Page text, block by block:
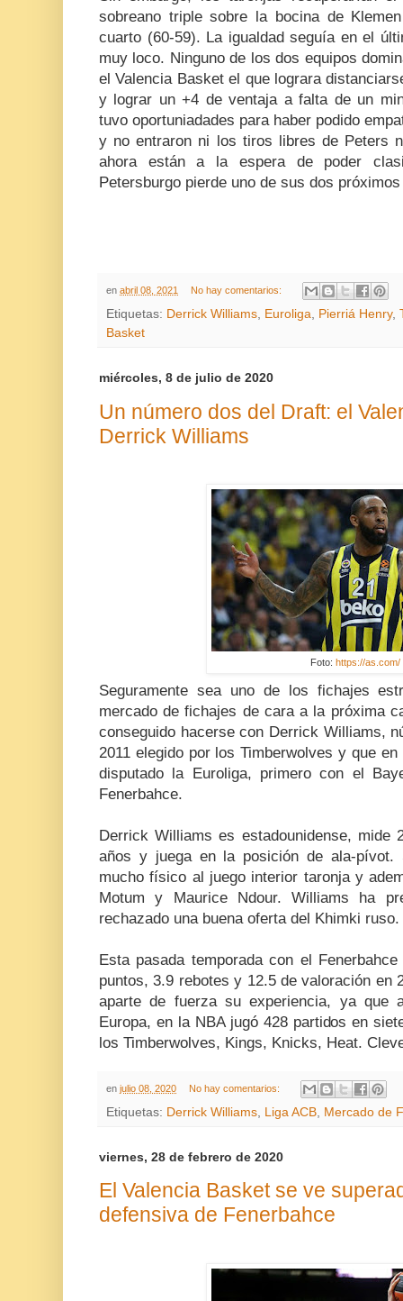
sobreano triple sobre la bocina de
cuarto (60-59). La igualdad seguía en el
muy loco. Ninguno de los dos equipos
el Valencia Basket el que lograra
y lograr un +4 de ventaja a falta de un
tuvo oportuniadades para haber podido
y no entraron ni los tiros libres de Peters
ahora están a la espera de poder
Petersburgo pierde uno de sus dos
en abril 08, 2021 No hay comentarios:
Etiquetas: Derrick Williams, Euroliga, Pierriá Henry,
Basket
miércoles, 8 de julio de 2020
Un número dos del Draft: el
Derrick Williams
Foto: https://as.com/
Seguramente sea uno de los fichajes
mercado de fichajes de cara a la próxima
conseguido hacerse con Derrick Williams,
2011 elegido por los Timberwolves y que
disputado la Euroliga, primero con el
Fenerbahce.
Derrick Williams es estadounidense, mide
años y juega en la posición de ala-pívot.
mucho físico al juego interior taronja y
Motum y Maurice Ndour. Williams ha
rechazado una buena oferta del Khimki ruso.
Esta pasada temporada con el
puntos, 3.9 rebotes y 12.5 de valoración en
aparte de fuerza su experiencia, ya que
Europa, en la NBA jugó 428 partidos en
los Timberwolves, Kings, Knicks, Heat.
en julio 08, 2020 No hay comentarios:
Etiquetas: Derrick Williams Liga ACB Mercado de
viernes, 28 de febrero de 2020
El Valencia Basket se ve
defensiva de Fenerbahce